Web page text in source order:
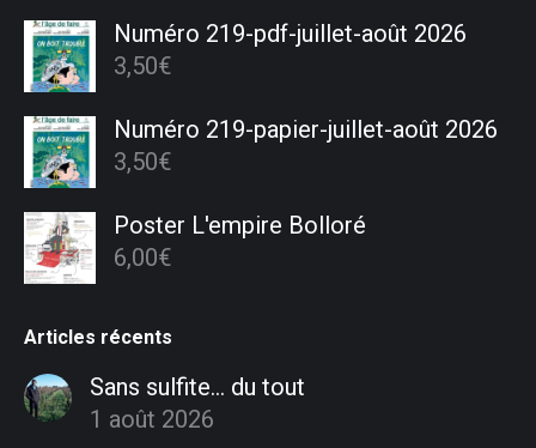
Numéro 219-pdf-juillet-août 2026
3,50€
Numéro 219-papier-juillet-août 2026
3,50€
Poster L'empire Bolloré
6,00€
Articles récents
Sans sulfite… du tout
1 août 2026